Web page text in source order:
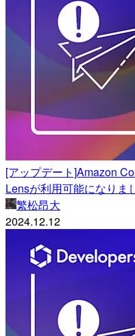
[アップデート]Amazon
Lensが利用可能になりま
繁松昂大
2024.12.12